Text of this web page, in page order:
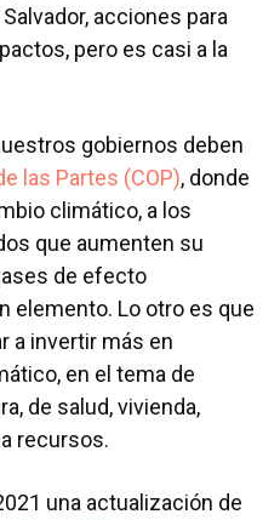
acciones para
pero es casi a la
gobiernos deben
las Partes (COP), donde
climático, a los
que aumenten su
de efecto
elemento. Lo otro es que
a invertir más en
en el tema de
de salud, vivienda,
recursos.
una actualización de